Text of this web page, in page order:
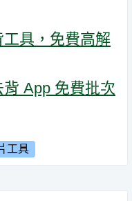
具，免費高解
App 免費批次
工具